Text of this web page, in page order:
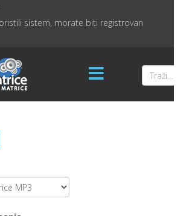
sistem, morate biti registrovan